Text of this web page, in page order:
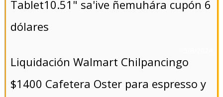
Tablet10.51" sa'ive ñemuhára cupón 6
dólares
Liquidación Walmart Chilpancingo
$1400 Cafetera Oster para espresso y